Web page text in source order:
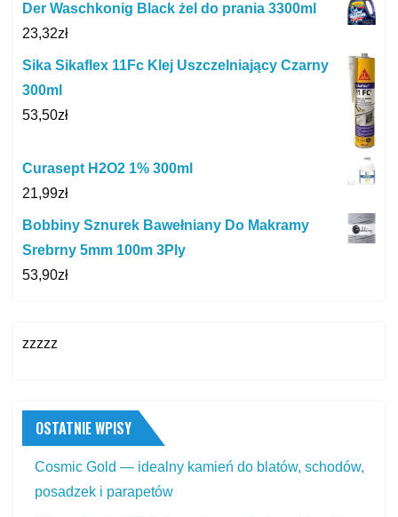
Der Waschkonig Black żel do prania 3300ml
23,32zł
Sika Sikaflex 11Fc Klej Uszczelniający Czarny
300ml
53,50zł
Curasept H2O2 1% 300ml
21,99zł
Bobbiny Sznurek Bawełniany Do Makramy
Srebrny 5mm 100m 3Ply
53,90zł
zzzzz
OSTATNIE WPISY
Cosmic Gold — idealny kamień do blatów, schodów,
posadzek i parapetów